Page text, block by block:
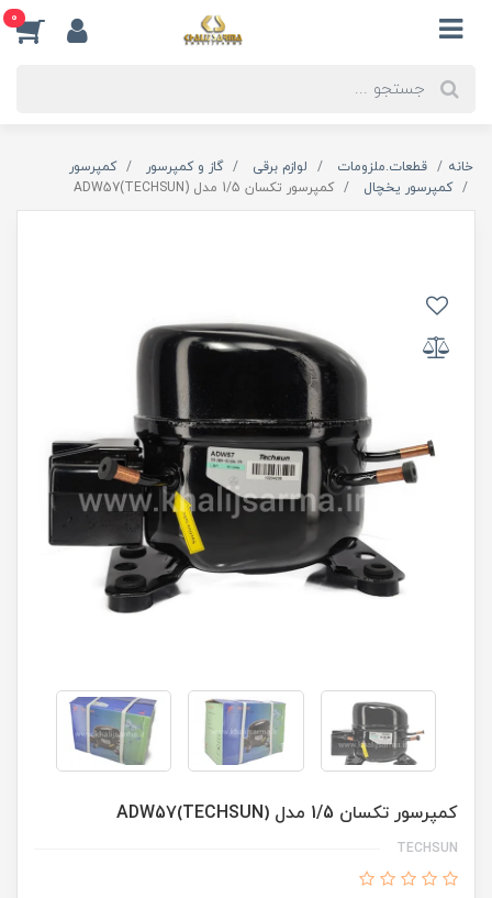
0
خانه قطعات.ملزومات لوازم برقی گاز و کمپرسور
کمپرسور
کمپرسور یخچال
کمپرسور تکسان 1/5 مدل ADW57(TECHSUN)
کمپرسور تکسان 1/5 مدل ADW57(TECHSUN)
TECHSUN